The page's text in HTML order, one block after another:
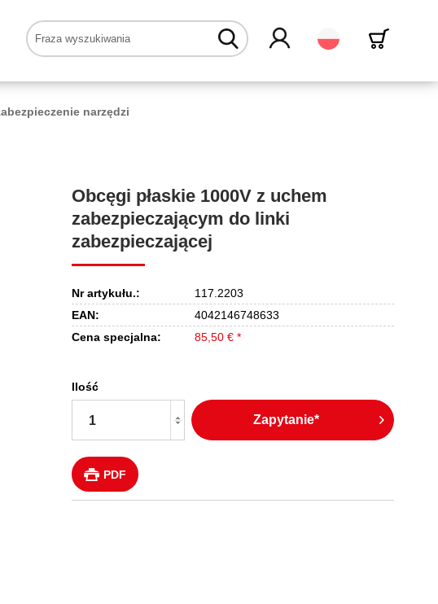
Polski
narzędzi
Obcęgi płaskie 1000V z uchem
zabezpieczającym do linki
zabezpieczającej
Nr artykułu.:
117.2203
EAN:
4042146748633
Cena specjalna:
85,50 € *
Ilość
Zapytanie*
PDF